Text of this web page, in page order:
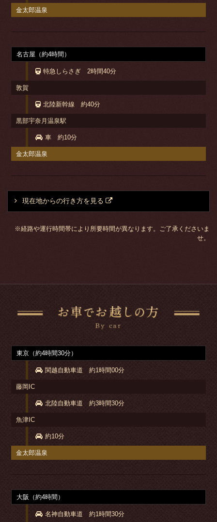
金太郎温泉
名古屋（約4時間）
特急しらさぎ 2時間40分
敦賀
北陸新幹線 約40分
黒部宇奈月温泉駅
車 約10分
金太郎温泉
現在地からの行き方を見る
※経路や運行時間帯により所要時間が異なります。ご了承くださいま
せ。
東京（約4時間30分）
関越自動車道 約1時間00分
藤岡IC
北陸自動車道 約3時間30分
魚津IC
約10分
金太郎温泉
大阪（約4時間）
名神自動車道 約1時間30分